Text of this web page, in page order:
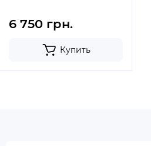
6 750 грн.
Купить